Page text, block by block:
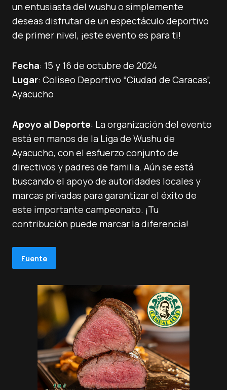
un entusiasta del wushu o simplemente
deseas disfrutar de un espectáculo deportivo
de primer nivel, ¡este evento es para ti!
Fecha: 15 y 16 de octubre de 2024
Lugar: Coliseo Deportivo “Ciudad de Caracas”,
Ayacucho
Apoyo al Deporte: La organización del evento
está en manos de la Liga de Wushu de
Ayacucho, con el esfuerzo conjunto de
directivos y padres de familia. Aún se está
buscando el apoyo de autoridades locales y
marcas privadas para garantizar el éxito de
este importante campeonato. ¡Tu
contribución puede marcar la diferencia!
Fuente